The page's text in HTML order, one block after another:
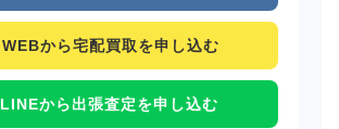
WEBから宅配買取を申し込む
LINEから出張査定を申し込む